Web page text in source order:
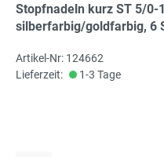
Stopfnadeln kurz ST 5/0-
silberfarbig/goldfarbig, 6
Artikel-Nr: 124662
Lieferzeit:
1-3 Tage